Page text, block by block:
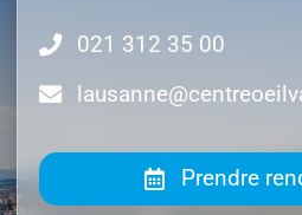
021 312 35 00
Prendre